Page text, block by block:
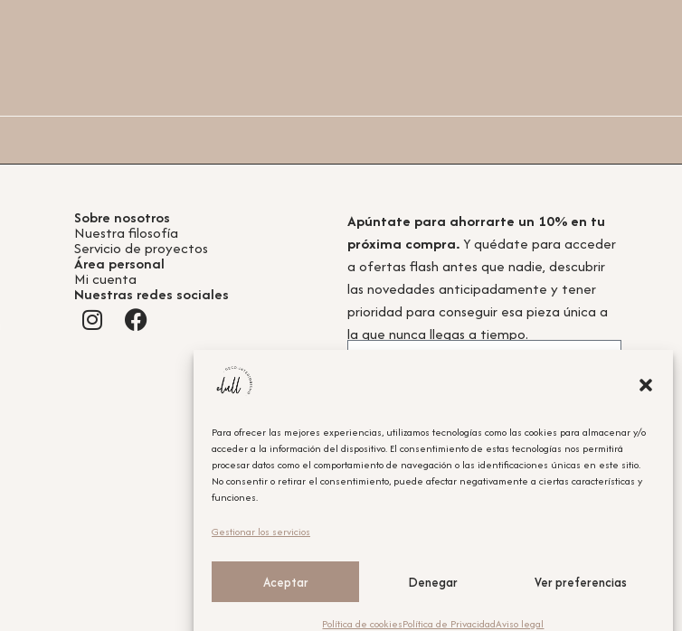
Para ofrecer las mejores experiencias, utilizamos tecnologías como las cookies para almacenar y/o
acceder a la información del dispositivo. El consentimiento de estas tecnologías nos permitirá
procesar datos como el comportamiento de navegación o las identificaciones únicas en este sitio.
No consentir o retirar el consentimiento, puede afectar negativamente a ciertas características y
funciones.
Gestionar los servicios
Aceptar Denegar Ver preferencias
Política de cookiesPolítica de PrivacidadAviso legal
Sobre nosotros
Nuestra filosofía
Servicio de proyectos
Área personal
Mi cuenta
Nuestras redes sociales
Apúntate para ahorrarte un 10% en tu
próxima compra.Y quédate para acceder
a ofertas flash antes que nadie, descubrir
las novedades anticipadamente y tener
prioridad para conseguir esa pieza única a
la que nunca llegas a tiempo.
Acepto lapolítica de privacidad.
Obtener el cupón